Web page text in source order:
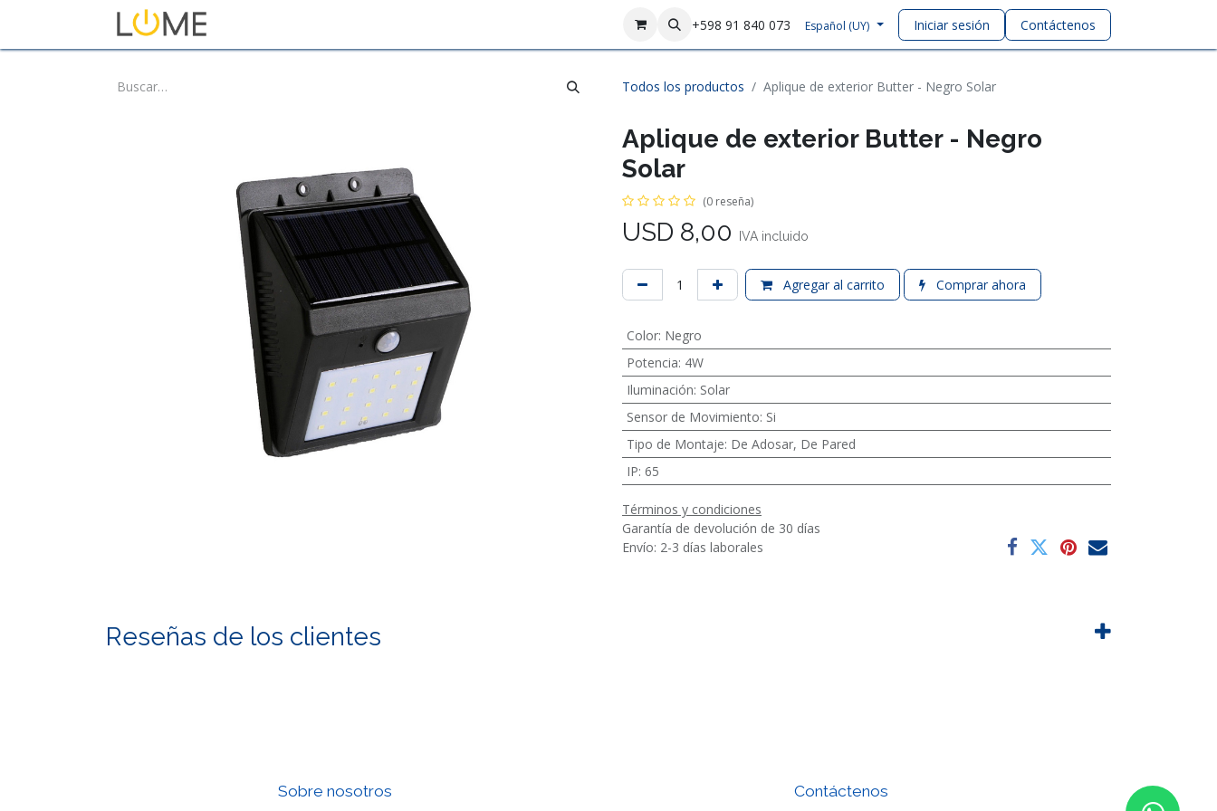
+598 91 840 073 Español (UY) Iniciar sesión Contáctenos
Todos los productos Aplique de exterior Butter - Negro Solar
Aplique de exterior Butter - Negro
Solar
(0 reseña)
USD 8,00 IVA incluido
Agregar al carrito Comprar ahora
Color: Negro
Potencia: 4W
Iluminación: Solar
Sensor de Movimiento: Si
Tipo de Montaje: De Adosar, De Pared
IP: 65
Términos y condiciones
Garantía de devolución de 30 días
Envío: 2-3 días laborales
Reseñas de los clientes
Sobre nosotros Contáctenos